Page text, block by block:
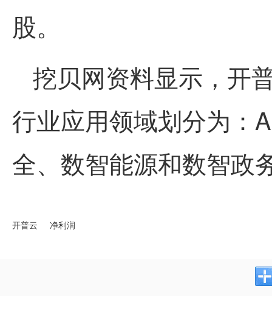
股。
挖贝网资料显示，开
行业应用领域划分为：
全、数智能源和数智政
开普云 净利润